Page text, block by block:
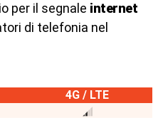
per il segnale internet
di telefonia nel
4G / LTE